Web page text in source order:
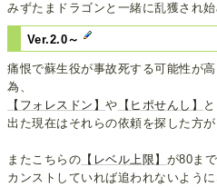
みずたまドラゴンと一緒に乱獲され始
Ver.2.0～
痛恨で蘇生役が事故死する可能性が
為、
【フォレスドン】や 【ヒポせんし】
出た現在はそれらの依頼を探した方が
またこちらの 【レベル上限】 が80ま
カンストしていれば追われないように